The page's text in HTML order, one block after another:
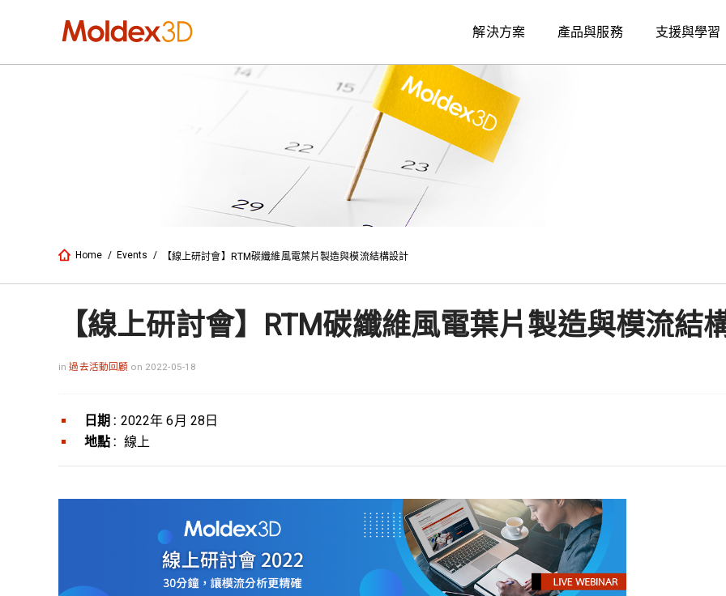
解決方案 產品與服務 支援與學習
Home / Events / 【線上研討會】RTM碳纖維風電葉片製造與模流結構設計
【線上研討會】RTM碳纖維風電葉片製造與模流結
in過去活動回顧 on 2022-05-18
日期 : 2022年 6月 28日
地點 : 線上